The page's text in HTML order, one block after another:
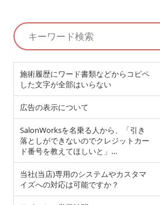
施術履歴にワード書類などからコピペ
した文字が全部はいらない
広告の表示について
SalonWorksを名乗る人から、「引き
落としができないのでクレジットカー
ド番号を教えてほしいと」…
当社(当店)専用のシステムやカスタマ
イズへの対応は可能ですか？